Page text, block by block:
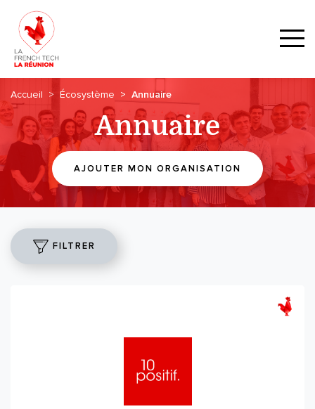
Accueil Écosystème Annuaire
Annuaire
AJOUTER MON ORGANISATION
FILTRER